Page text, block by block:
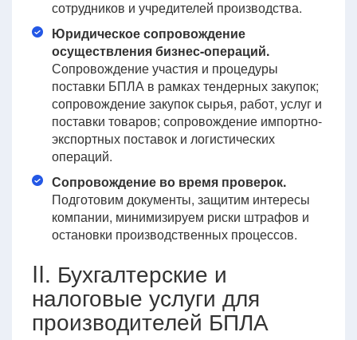
сотрудников и учредителей производства.
Юридическое сопровождение
осуществления бизнес-операций.
Сопровождение участия и процедуры
поставки БПЛА в рамках тендерных закупок;
сопровождение закупок сырья, работ, услуг и
поставки товаров; сопровождение импортно-
экспортных поставок и логистических
операций.
Сопровождение во время проверок.
Подготовим документы, защитим интересы
компании, минимизируем риски штрафов и
остановки производственных процессов.
II. Бухгалтерские и
налоговые услуги для
производителей БПЛА